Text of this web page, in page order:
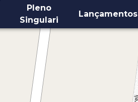
Pleno
Singulari
Lançamentos